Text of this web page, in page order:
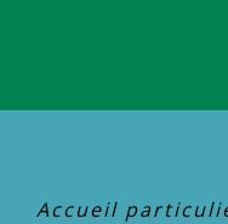
Accueil